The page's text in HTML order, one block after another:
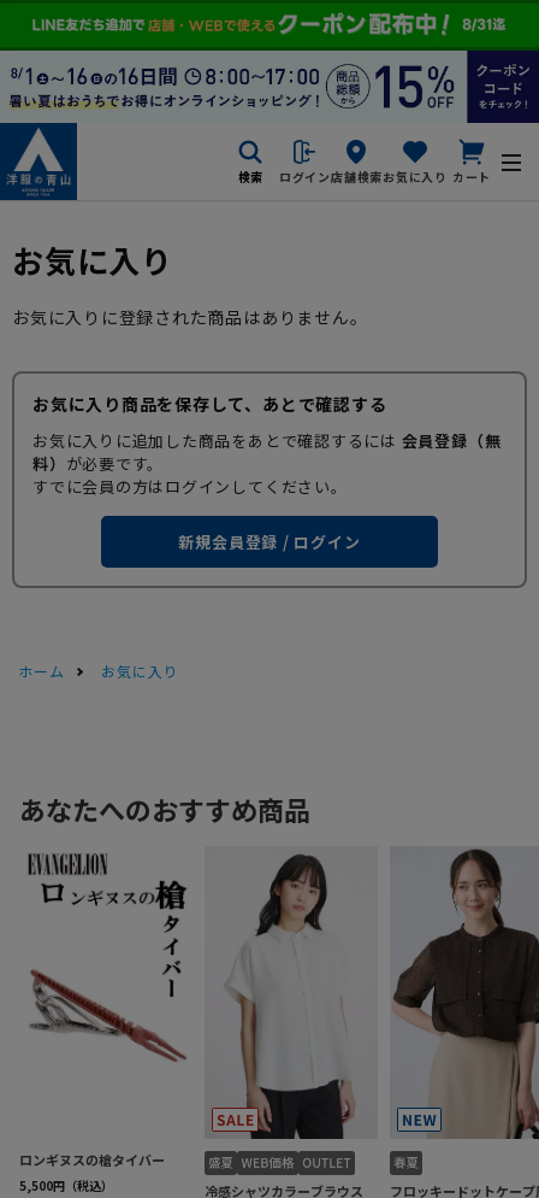
検索 ログイン店舗検索お気に入り カート
お気に入り
お気に入りに登録された商品はありません。
お気に入り商品を保存して、あとで確認する
お気に入りに追加した商品をあとで確認するには 会員登録（無
料） が必要です。
すでに会員の方はログインしてください。
新規会員登録 / ログイン
ホーム お気に入り